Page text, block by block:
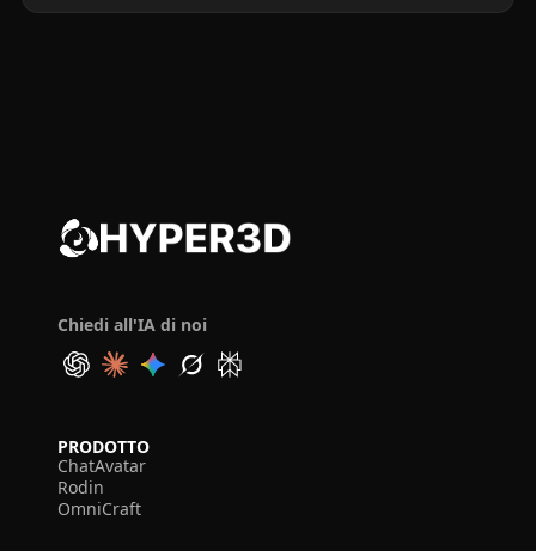
Chiedi all'IA di noi
PRODOTTO
ChatAvatar
Rodin
OmniCraft